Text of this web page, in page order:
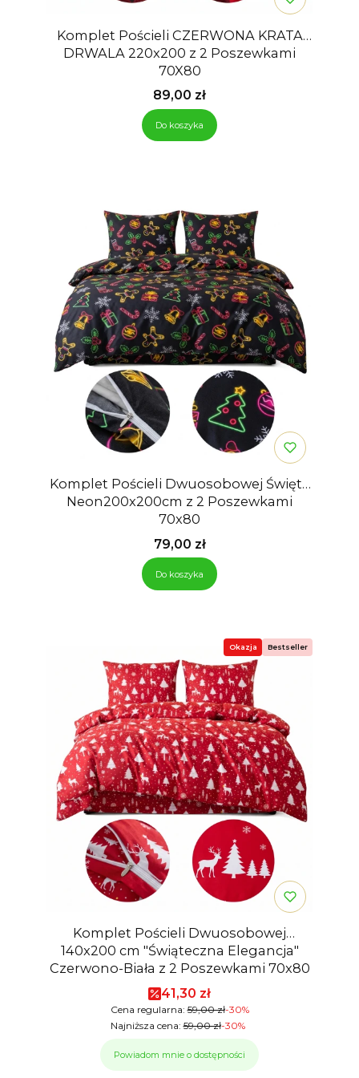
Komplet Pościeli CZERWONA KRATA
DRWALA 220x200 z 2 Poszewkami
70X80
Cena
89,00 zł
Do koszyka
Komplet Pościeli Dwuosobowej Święta
Neon200x200cm z 2 Poszewkami
70x80
Cena
79,00 zł
Do koszyka
Okazja Bestseller
Komplet Pościeli Dwuosobowej
140x200 cm "Świąteczna Elegancja"
Czerwono-Biała z 2 Poszewkami 70x80
Cena promocyjna
41,30 zł
Cena regularna: 59,00 zł-30%
Najniższa cena: 59,00 zł-30%
Powiadom mnie o dostępności